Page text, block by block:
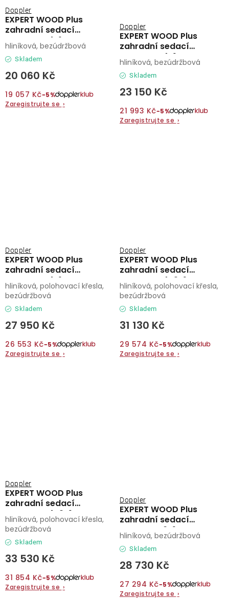
EXPERT WOOD Plus
zahradní sedací
souprava 4+1
Doppler
Skladem
20 060 Kč
19 057 Kč−5%
Zaregistrujte se ›
hliníková, bezúdržbová
EXPERT WOOD Plus
zahradní sedací
souprava 4+1
Doppler
Skladem
23 150 Kč
21 993 Kč−5%
Zaregistrujte se ›
hliníková, bezúdržbová
EXPERT WOOD Plus
zahradní sedací
souprava 4+1
Doppler
Skladem
27 950 Kč
26 553 Kč−5%
Zaregistrujte se ›
hliníková, polohovací křesla,
bezúdržbová
EXPERT WOOD Plus
zahradní sedací
souprava 4+2+1
Doppler
Skladem
31 130 Kč
29 574 Kč−5%
Zaregistrujte se ›
hliníková, polohovací křesla,
bezúdržbová
EXPERT WOOD Plus
zahradní sedací
souprava 4+2+1
Doppler
Skladem
33 530 Kč
31 854 Kč−5%
Zaregistrujte se ›
hliníková, polohovací křesla,
bezúdržbová
EXPERT WOOD Plus
zahradní sedací
souprava 6+1
Doppler
Skladem
28 730 Kč
27 294 Kč−5%
Zaregistrujte se ›
hliníková, bezúdržbová